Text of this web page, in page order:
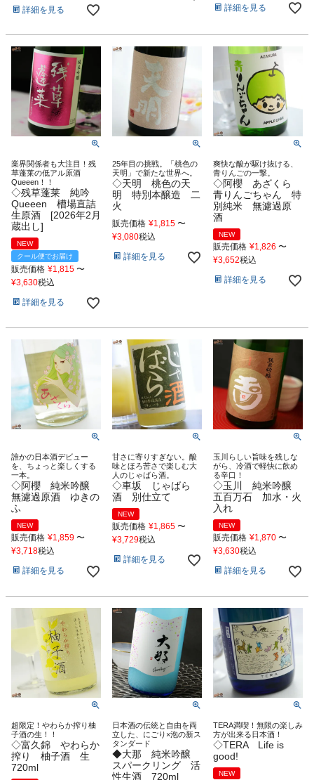
詳細を見る 詳細を見る
業界関係者も大注目！残
草蓬莱の低アル原酒
Queeen！！
◇残草蓬莱 純吟
Queeen 槽場直詰
生原酒 [2026年2月
蔵出し]
NEW
クール便でお届け
販売価格 ¥1,815 〜
¥3,630税込
詳細を見る
25年目の挑戦。「桃色の
天明」で新たな世界へ。
◇天明 桃色の天
明 特別本醸造 二
火
販売価格 ¥1,815 〜
¥3,080税込
詳細を見る
爽快な酸が駆け抜ける、
青りんごの一撃。
◇阿櫻 あざくら
青りんごちゃん 特
別純米 無濾過原
酒
NEW
販売価格 ¥1,826 〜
¥3,652税込
詳細を見る
誰かの日本酒デビュー
を、ちょっと楽しくする
一本。
◇阿櫻 純米吟醸
無濾過原酒 ゆきの
ふ
NEW
販売価格 ¥1,859 〜
¥3,718税込
詳細を見る
甘さに寄りすぎない。酸
味とほろ苦さで楽しむ大
人のじゃばら酒。
◇車坂 じゃばら
酒 別仕立て
NEW
販売価格 ¥1,865 〜
¥3,729税込
詳細を見る
玉川らしい旨味を残しな
がら、冷酒で軽快に飲め
る辛口！
◇玉川 純米吟醸
五百万石 加水・火
入れ
NEW
販売価格 ¥1,870 〜
¥3,630税込
詳細を見る
超限定！やわらか搾り柚
子酒の生！！
◇富久錦 やわらか
搾り 柚子酒 生
720ml
日本酒の伝統と自由を両
立した、にごり×泡の新ス
タンダード
◆大那 純米吟醸
スパークリング 活
性生酒 720ml
TERA満喫！無限の楽しみ
方が出来る日本酒！
◇TERA Life is
good!
NEW